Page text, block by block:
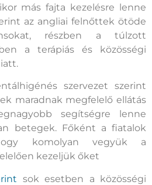
más fajta kezelésre lenne
az angliai felnőttek ötöde
részben a túlzott
a terápiás és közösségi
szervezet szerint
maradnak megfelelő ellátás
segítségre lenne
betegek. Főként a fiatalok
komolyan vegyük a
kezeljük őket
sok esetben a közösségi